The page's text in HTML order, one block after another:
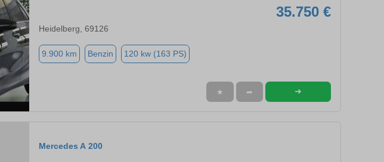
35.750 €
Heidelberg, 69126
9.900 km Benzin 120 kw (163 PS)
★ ➦ ➜
Mercedes A 200